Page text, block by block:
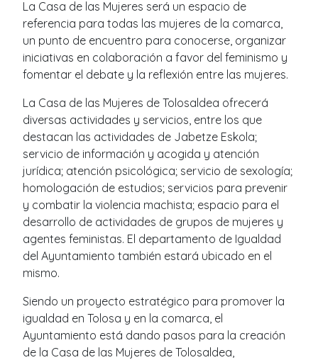
La Casa de las Mujeres será un espacio de
referencia para todas las mujeres de la comarca,
un punto de encuentro para conocerse, organizar
iniciativas en colaboración a favor del feminismo y
fomentar el debate y la reflexión entre las mujeres.
La Casa de las Mujeres de Tolosaldea ofrecerá
diversas actividades y servicios, entre los que
destacan las actividades de Jabetze Eskola;
servicio de información y acogida y atención
jurídica; atención psicológica; servicio de sexología;
homologación de estudios; servicios para prevenir
y combatir la violencia machista; espacio para el
desarrollo de actividades de grupos de mujeres y
agentes feministas. El departamento de Igualdad
del Ayuntamiento también estará ubicado en el
mismo.
Siendo un proyecto estratégico para promover la
igualdad en Tolosa y en la comarca, el
Ayuntamiento está dando pasos para la creación
de la Casa de las Mujeres de Tolosaldea,